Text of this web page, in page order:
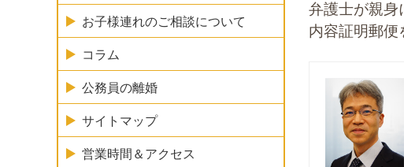
弁護士が親身
内容証明郵便
お子様連れのご相談について
コラム
公務員の離婚
サイトマップ
営業時間＆アクセス